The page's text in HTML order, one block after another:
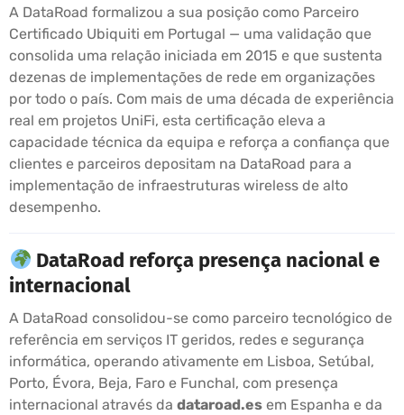
A DataRoad formalizou a sua posição como Parceiro
Certificado Ubiquiti em Portugal — uma validação que
consolida uma relação iniciada em 2015 e que sustenta
dezenas de implementações de rede em organizações
por todo o país. Com mais de uma década de experiência
real em projetos UniFi, esta certificação eleva a
capacidade técnica da equipa e reforça a confiança que
clientes e parceiros depositam na DataRoad para a
implementação de infraestruturas wireless de alto
desempenho.
DataRoad reforça presença nacional e
internacional
A DataRoad consolidou-se como parceiro tecnológico de
referência em serviços IT geridos, redes e segurança
informática, operando ativamente em Lisboa, Setúbal,
Porto, Évora, Beja, Faro e Funchal, com presença
internacional através da dataroad.es em Espanha e da